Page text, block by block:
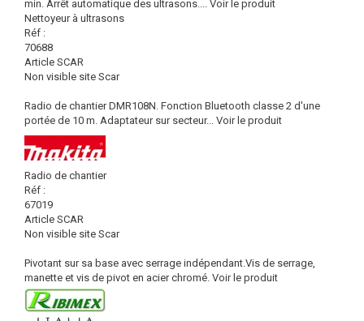
min. Arrêt automatique des ultrasons.... Voir le produit
Nettoyeur à ultrasons
Réf :
70688
Article SCAR
Non visible site Scar
Radio de chantier DMR108N. Fonction Bluetooth classe 2 d'une
portée de 10 m. Adaptateur sur secteur... Voir le produit
Radio de chantier
Réf :
67019
Article SCAR
Non visible site Scar
Pivotant sur sa base avec serrage indépendant.Vis de serrage,
manette et vis de pivot en acier chromé. Voir le produit